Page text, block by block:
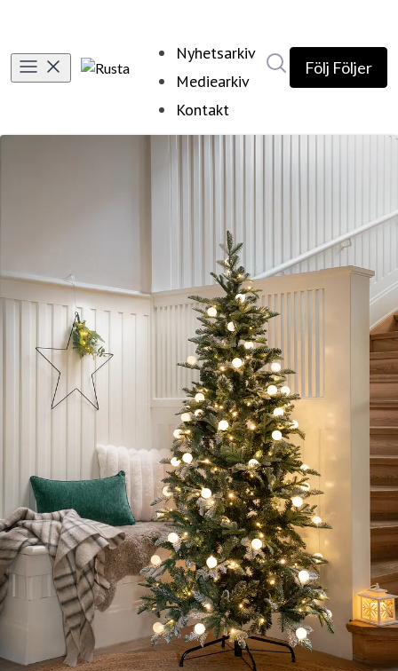
Nyhetsarkiv
Mediearkiv
Kontakt
Följ Följer